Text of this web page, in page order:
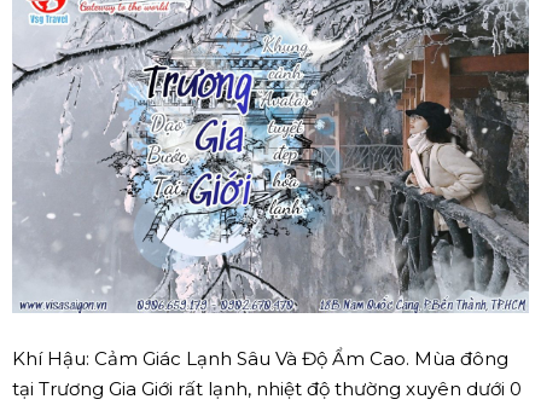
Khí Hậu: Cảm Giác Lạnh Sâu Và Độ Ẩm Cao. Mùa đông
tại Trương Gia Giới rất lạnh, nhiệt độ thường xuyên dưới 0